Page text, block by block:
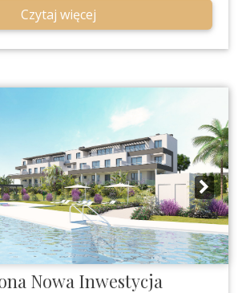
Czytaj więcej
Nowa Inwestycja